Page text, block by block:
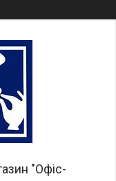
"Офіс-